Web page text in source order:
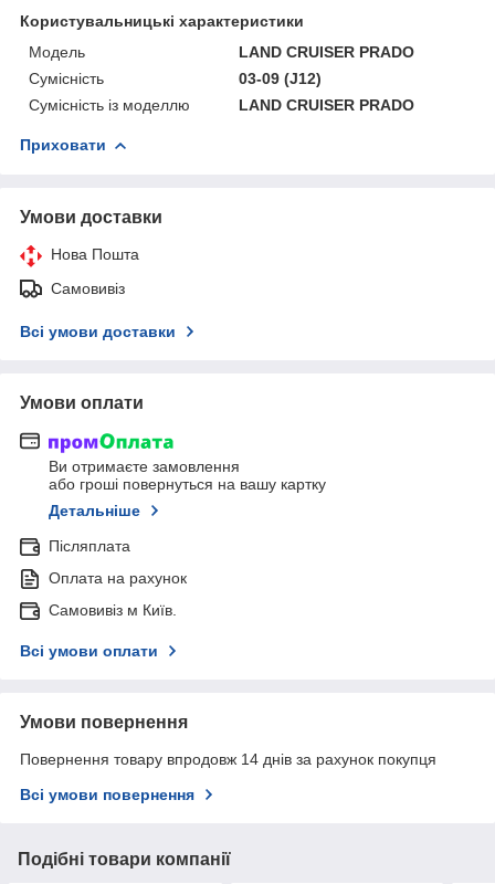
Користувальницькі характеристики
Мoдель
LAND CRUISER PRADO
Сумісність
03-09 (J12)
Сумісність із моделлю
LAND CRUISER PRADO
Приховати
Умови доставки
Нова Пошта
Самовивіз
Всі умови доставки
Умови оплати
Ви отримаєте замовлення
або гроші повернуться на вашу картку
Детальніше
Післяплата
Оплата на рахунок
Самовивіз м Київ.
Всі умови оплати
Умови повернення
Повернення товару впродовж 14 днів за рахунок покупця
Всі умови повернення
Подібні товари компанії